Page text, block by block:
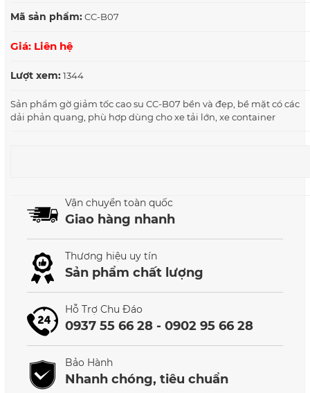
Mã sản phẩm:CC-B07
Giá: Liên hệ
Lượt xem: 1344
Sản phẩm gờ giảm tốc cao su CC-B07 bền và đẹp, bề mặt có các
dải phản quang, phù hợp dùng cho xe tải lớn, xe container
Vận chuyển toàn quốc
Giao hàng nhanh
Thương hiệu uy tín
Sản phẩm chất lượng
Hỗ Trợ Chu Đáo
0937 55 66 28 - 0902 95 66 28
Bảo Hành
Nhanh chóng, tiêu chuẩn